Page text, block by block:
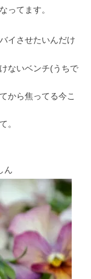
ってます。
イさせたいんだけ
ないベンチ(うちで
から焦ってる今こ
。
ん